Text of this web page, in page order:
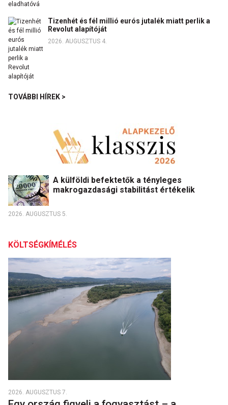
Tizenhét és fél millió eurós jutalék miatt perlik a
Revolut alapítóját
2026. AUGUSZTUS 4.
TOVÁBBI HÍREK >
A külföldi befektetők a tényleges
makrogazdasági stabilitást értékelik
2026. AUGUSZTUS 5.
KÖLTSÉGKÍMÉLÉS
2026. AUGUSZTUS 7.